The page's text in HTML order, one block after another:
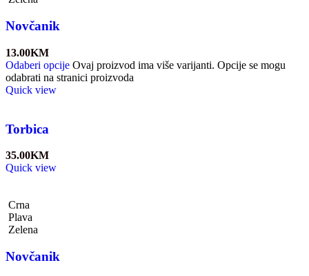
Novčanik
13.00KM
Odaberi opcije Ovaj proizvod ima više varijanti. Opcije se mogu
odabrati na stranici proizvoda
Quick view
Torbica
35.00KM
Quick view
Crna
Plava
Zelena
Novčanik